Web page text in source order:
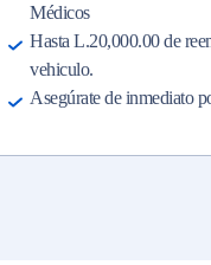
Médicos
Hasta L.20,000.00 de
vehiculo.
Asegúrate de inmediato